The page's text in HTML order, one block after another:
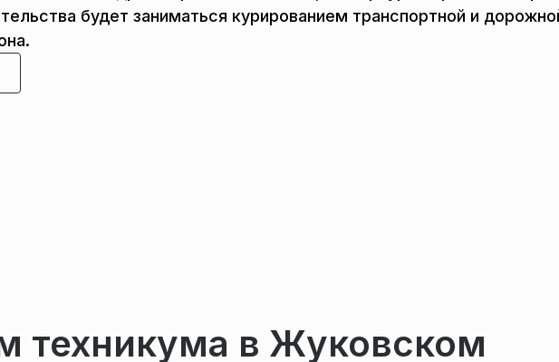
будет заниматься курированием транспортной и
техникума в Жуковском